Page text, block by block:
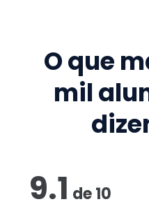
O que
mil
9.1 de10